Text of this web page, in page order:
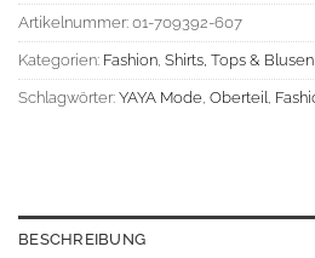
Artikelnummer: 01-709392-607
Kategorien: Fashion Shirts, Tops & Blusen
Schlagwörter: YAYA Mode Oberteil
BESCHREIBUNG